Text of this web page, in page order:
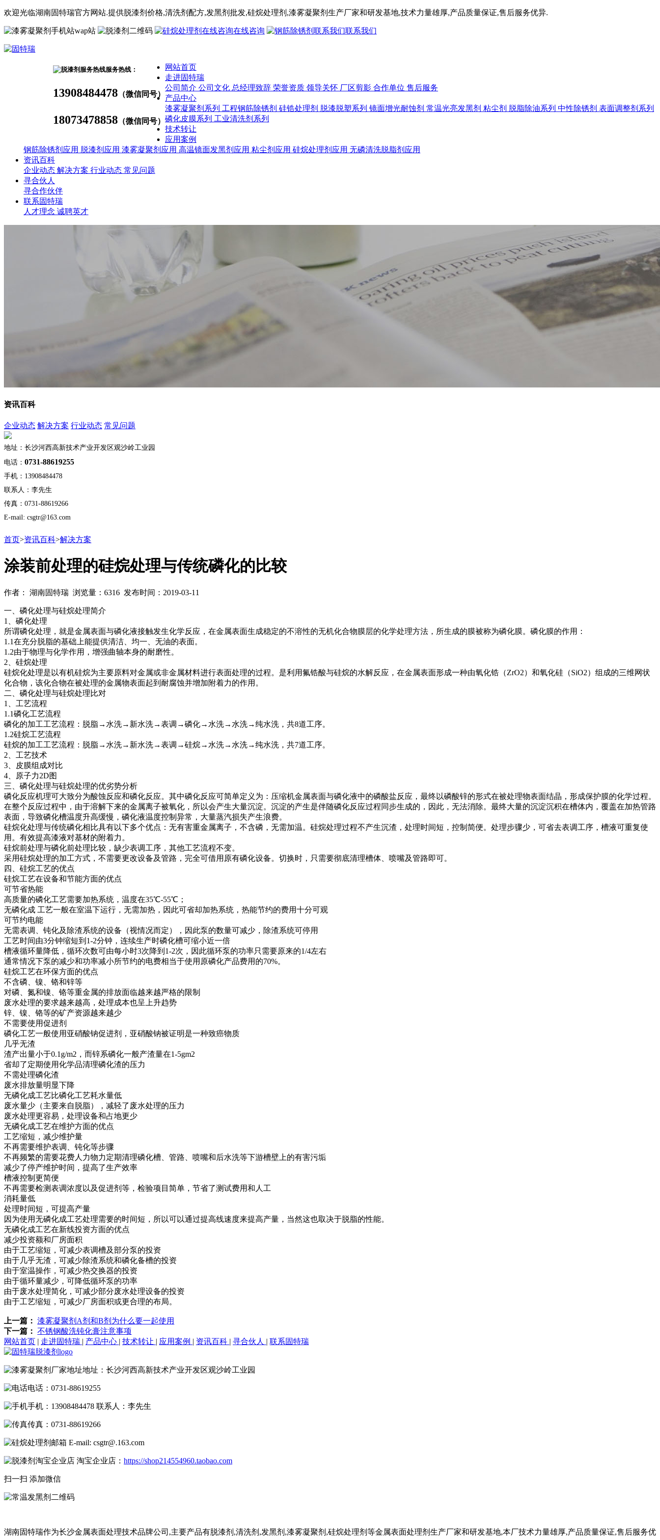
欢迎光临湖南固特瑞官方网站.提供脱漆剂价格,清洗剂 配方,发黑剂 批发,硅烷处理剂 ,漆雾凝聚剂 生产厂家和研发基地,技术力量雄厚,产品质量保证,售后服务优异.
wap站 在线咨询 联系我们
服务热线：
13908484478 （微信同号）
18073478858 （微信同号）
网站首页
走进固特瑞
公司简介 公司文化 总经理致辞 荣誉资质 领导关怀 厂区剪影 合作单位 售后服务
产品中心
漆雾凝聚剂系列 工程钢筋除锈剂 硅锆处理剂 脱漆脱塑系列 镜面增光耐蚀剂 常温光亮发黑剂 粘尘剂 脱脂除油系列 中性除锈剂 表面调整剂系列
磷化皮膜系列 工业清洗剂系列
技术转让
应用案例
钢筋除锈剂应用 脱漆剂应用 漆雾凝聚剂应用 高温镜面发黑剂应用 粘尘剂应用 硅烷处理剂应用 无磷清洗脱脂剂应用
资讯百科
企业动态 解决方案 行业动态 常见问题
寻合伙人
寻合作伙伴
联系固特瑞
人才理念 诚聘英才
资讯百科
企业动态 解决方案 行业动态 常见问题
地址：长沙河西高新技术产业开发区观沙岭工业园
电话： 0731-88619255
手机：13908484478
联系人：李先生
传真：0731-88619266
E-mail: csgtr@163.com
首页>资讯百科>解决方案
涂装前处理的硅烷处理与传统磷化的比较
作者： 湖南固特瑞 浏览量：6316 发布时间：2019-03-11
一、磷化处理与硅烷处理简介
1、磷化处理
所谓磷化处理，就是金属表面与磷化液接触发生化学反应，在金属表面生成稳定的不溶性的无机化合物膜层的化学处理方法，所生成的膜被称为磷化膜。磷化膜的作用：
1.1在充分脱脂的基础上能提供清洁、均一、无油的表面。
1.2由于物理与化学作用，增强曲轴本身的耐磨性。
2、硅烷处理
硅烷化处理是以有机硅烷为主要原料对金属或非金属材料进行表面处理的过程。是利用氟锆酸与硅烷的水解反应，在金属表面形成一种由氧化锆（ZrO2）和氧化硅（SiO2）组成的三维网状
化合物，该化合物在被处理的金属物表面起到耐腐蚀并增加附着力的作用。
二、磷化处理与硅烷处理比对
1、工艺流程
1.1磷化工艺流程
磷化的加工工艺流程：脱脂→水洗→新水洗→表调→磷化→水洗→水洗→纯水洗，共8道工序。
1.2硅烷工艺流程
硅烷的加工工艺流程：脱脂→水洗→新水洗→表调→硅烷→水洗→水洗→纯水洗，共7道工序。
2、工艺技术
3、皮膜组成对比
4、原子力2D图
三、磷化处理与硅烷处理的优劣势分析
磷化反应机理可大致分为酸蚀反应和磷化反应。其中磷化反应可简单定义为：压缩机金属表面与磷化液中的磷酸盐反应，最终以磷酸锌的形式在被处理物表面结晶，形成保护膜的化学过程。
在整个反应过程中，由于溶解下来的金属离子被氧化，所以会产生大量沉淀。沉淀的产生是伴随磷化反应过程同步生成的，因此，无法消除。最终大量的沉淀沉积在槽体内，覆盖在加热管路
表面，导致磷化槽温度升高缓慢，磷化液温度控制异常，大量蒸汽损失产生浪费。
硅烷化处理与传统磷化相比具有以下多个优点：无有害重金属离子，不含磷，无需加温。硅烷处理过程不产生沉渣，处理时间短，控制简便。处理步骤少，可省去表调工序，槽液可重复使
用。有效提高漆液对基材的附着力。
硅烷前处理与磷化前处理比较，缺少表调工序，其他工艺流程不变。
采用硅烷处理的加工方式，不需要更改设备及管路，完全可借用原有磷化设备。切换时，只需要彻底清理槽体、喷嘴及管路即可。
四、硅烷工艺的优点
硅烷工艺在设备和节能方面的优点
可节省热能
高质量的磷化工艺需要加热系统，温度在35℃-55℃；
无磷化成 工艺一般在室温下运行，无需加热，因此可省却加热系统，热能节约的费用十分可观
可节约电能
无需表调、钝化及除渣系统的设备（视情况而定），因此泵的数量可减少，除渣系统可停用
工艺时间由3分钟缩短到1-2分钟，连续生产时磷化槽可缩小近一倍
槽液循环量降低，循环次数可由每小时3次降到1-2次，因此循环泵的功率只需要原来的1/4左右
通常情况下泵的减少和功率减小所节约的电费相当于使用原磷化产品费用的70%。
硅烷工艺在环保方面的优点
不含磷、镍、铬和锌等
对磷、氮和镍、铬等重金属的排放面临越来越严格的限制
废水处理的要求越来越高，处理成本也呈上升趋势
锌、镍、铬等的矿产资源越来越少
不需要使用促进剂
磷化工艺一般使用亚硝酸钠促进剂，亚硝酸钠被证明是一种致癌物质
几乎无渣
渣产出量小于0.1g/m2，而锌系磷化一般产渣量在1-5gm2
省却了定期使用化学品清理磷化渣的压力
不需处理磷化渣
废水排放量明显下降
无磷化成工艺比磷化工艺耗水量低
废水量少（主要来自脱脂），减轻了废水处理的压力
废水处理更容易，处理设备和占地更少
无磷化成工艺在维护方面的优点
工艺缩短，减少维护量
不再需要维护表调、钝化等步骤
不再频繁的需要花费人力物力定期清理磷化槽、管路、喷嘴和后水洗等下游槽壁上的有害污垢
减少了停产维护时间，提高了生产效率
槽液控制更简便
不再需要检测表调浓度以及促进剂等，检验项目简单，节省了测试费用和人工
消耗量低
处理时间短，可提高产量
因为使用无磷化成工艺处理需要的时间短，所以可以通过提高线速度来提高产量，当然这也取决于脱脂的性能。
无磷化成工艺在新线投资方面的优点
减少投资额和厂房面积
由于工艺缩短，可减少表调槽及部分泵的投资
由于几乎无渣，可减少除渣系统和磷化备槽的投资
由于室温操作，可减少热交换器的投资
由于循环量减少，可降低循环泵的功率
由于废水处理简化，可减少部分废水处理设备的投资
由于工艺缩短，可减少厂房面积或更合理的布局。
上一篇： 漆雾凝聚剂A剂和B剂为什么要一起使用
下一篇： 不锈钢酸洗钝化膏注意事项
网站首页 | 走进固特瑞 | 产品中心 | 技术转让 | 应用案例 | 资讯百科 | 寻合伙人 | 联系固特瑞
地址：长沙河西高新技术产业开发区观沙岭工业园
电话：0731-88619255
手机：13908484478 联系人：李先生
传真：0731-88619266
E-mail: csgtr@.163.com
淘宝企业店： https://shop214554960.taobao.com
扫一扫 添加微信
湖南固特瑞作为长沙金属表面处理技术品牌公司,主要产品有脱漆剂,清洗剂,发黑剂,漆雾凝聚剂,硅烷处理剂等金属表面处理剂生产厂家和研发基地,本厂技术力量雄厚,产品质量保证,售后服务优